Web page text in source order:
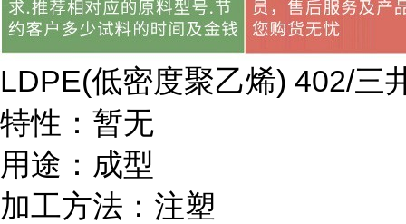
LDPE(低密度聚乙烯) 402/三
特性：暂无
用途：成型
加工方法：注塑